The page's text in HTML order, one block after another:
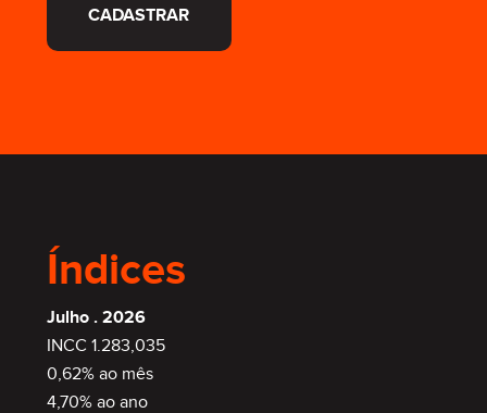
CADASTRAR
Índices
Julho . 2026
INCC 1.283,035
0,62% ao mês
4,70% ao ano